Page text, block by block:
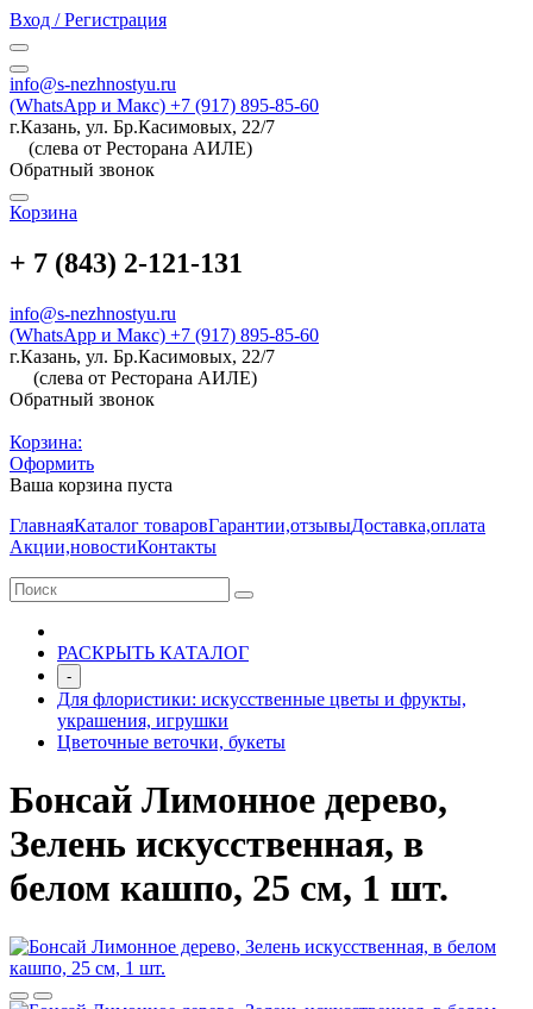
Вход / Регистрация
info@s-nezhnostyu.ru
(WhatsApp и Макс) +7 (917) 895-85-60
г.Казань, ул. Бр.Касимовых, 22/7
(слева от Ресторана АИЛЕ)
Обратный звонок
Корзина
+ 7 (843) 2-121-131
info@s-nezhnostyu.ru
(WhatsApp и Макс) +7 (917) 895-85-60
г.Казань, ул. Бр.Касимовых, 22/7
(слева от Ресторана АИЛЕ)
Обратный звонок
Корзина:
Оформить
Ваша корзина пуста
ГлавнаяКаталог товаровГарантии,отзывыДоставка,оплата
Акции,новостиКонтакты
РАСКРЫТЬ КАТАЛОГ
-
Для флористики: искусственные цветы и фрукты,
украшения, игрушки
Цветочные веточки, букеты
Бонсай Лимонное дерево,
Зелень искусственная, в
белом кашпо, 25 см, 1 шт.